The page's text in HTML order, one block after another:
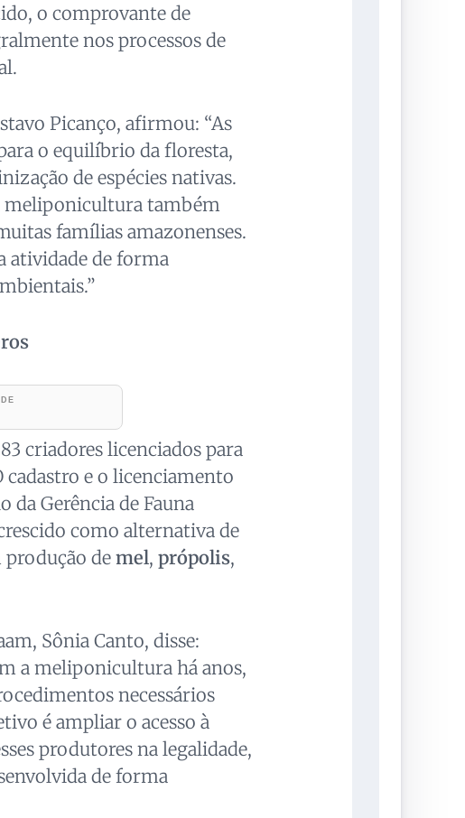
o comprovante de
nos processos de
Picanço, afirmou: “As
o equilíbrio da floresta,
de espécies nativas.
meliponicultura também
famílias amazonenses.
atividade de forma
criadores licenciados para
cadastro e o licenciamento
da Gerência de Fauna
como alternativa de
produção de mel, própolis,
Sônia Canto, disse:
a meliponicultura há anos,
necessários
é ampliar o acesso à
produtores na legalidade,
de forma